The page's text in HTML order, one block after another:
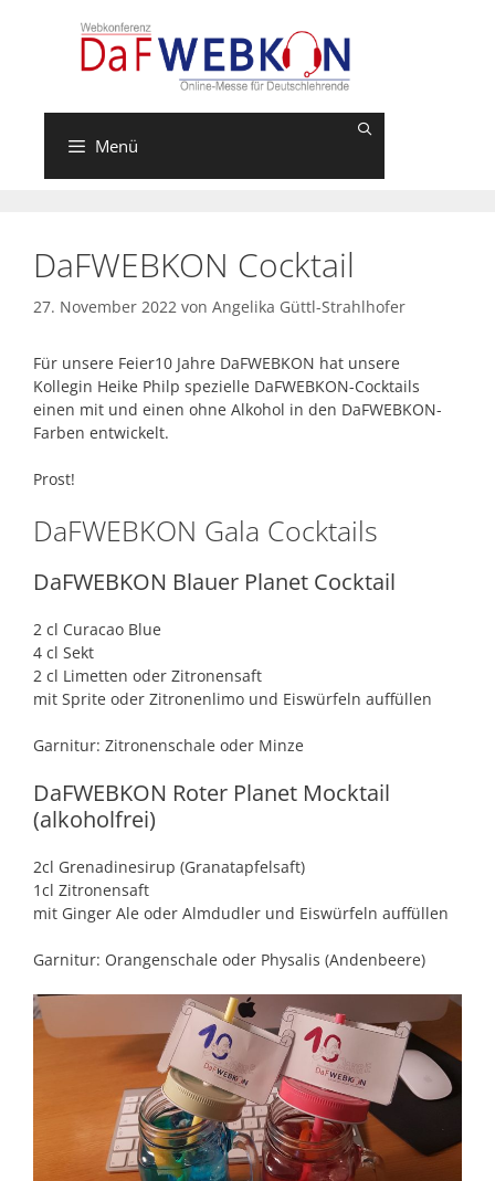
Menü
DaFWEBKON Cocktail
27. November 2022 von Angelika Güttl-Strahlhofer
Für unsere Feier10 Jahre DaFWEBKON hat unsere
Kollegin Heike Philp spezielle DaFWEBKON-Cocktails
einen mit und einen ohne Alkohol in den DaFWEBKON-
Farben entwickelt.
Prost!
DaFWEBKON Gala Cocktails
DaFWEBKON Blauer Planet Cocktail
2 cl Curacao Blue
4 cl Sekt
2 cl Limetten oder Zitronensaft
mit Sprite oder Zitronenlimo und Eiswürfeln auffüllen
Garnitur: Zitronenschale oder Minze
DaFWEBKON Roter Planet Mocktail
(alkoholfrei)
2cl Grenadinesirup (Granatapfelsaft)
1cl Zitronensaft
mit Ginger Ale oder Almdudler und Eiswürfeln auffüllen
Garnitur: Orangenschale oder Physalis (Andenbeere)